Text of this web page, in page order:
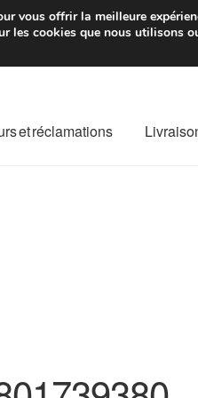
de 7 EUR
et réclamations
vous offrir la meilleure
les cookies que nous utilisons